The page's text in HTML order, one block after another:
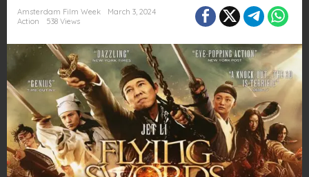
Amsterdam Film Week
March 3, 2024
Action
538 Views